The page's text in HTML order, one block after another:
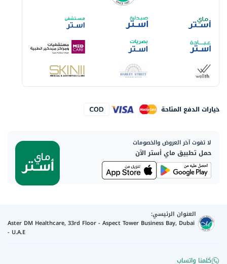
خيارات الدفع المتاحة
لا تفوت آخر العروض والخصومات
حمل تطبيق ماي أستر الآن
العنوان الرئيسي:
Aster DM Healthcare, 33rd Floor - Aspect Tower Business Bay, Dubai
- U.A.E
كلمنا واتساب